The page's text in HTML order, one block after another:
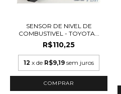
SENSOR DE NIVEL DE
COMBUSTIVEL - TOYOTA...
R$110,25
12 x de R$9,19 sem juros